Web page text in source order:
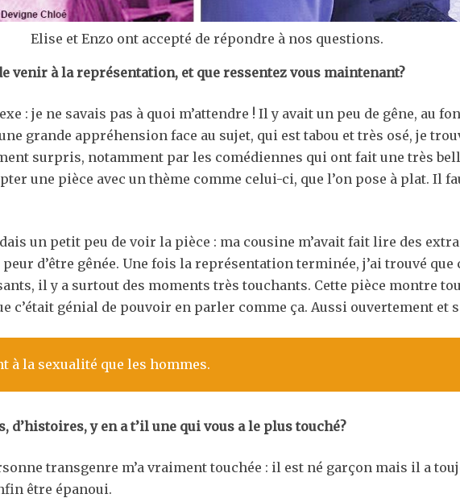
Elise et Enzo ont accepté de répondre à nos questions.
venir à la représentation, et que ressentez vous maintenant?
: je ne savais pas à quoi m’attendre ! Il y avait un peu de gêne, au
grande appréhension face au sujet, qui est tabou et très osé, je
surpris, notamment par les comédiennes qui ont fait une très
une pièce avec un thème comme celui-ci, que l’on pose à plat. Il
un petit peu de voir la pièce : ma cousine m’avait fait lire des
peur d’être gênée. Une fois la représentation terminée, j’ai trouvé que
il y a surtout des moments très touchants. Cette pièce montre
c’était génial de pouvoir en parler comme ça. Aussi ouvertement et
à la sexualité que les hommes.
d’histoires, y en a t’il une qui vous a le plus touché?
transgenre m’a vraiment touchée : il est né garçon mais il a
être épanoui.